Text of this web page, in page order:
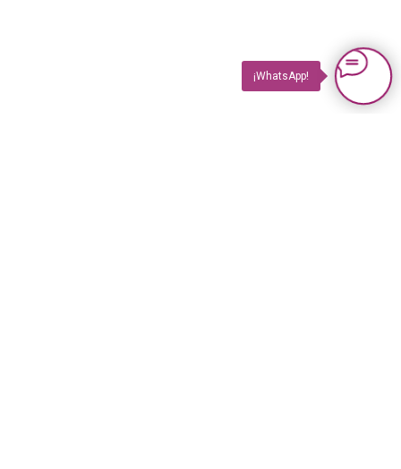
¡WhatsApp!